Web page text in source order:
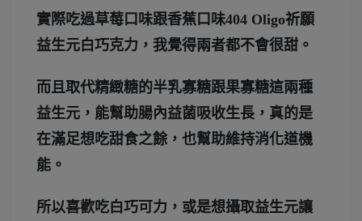
實際吃過草莓口味跟香蕉口味404 Oligo祈願
益生元白巧克力，我覺得兩者都不會很甜。
而且取代精緻糖的半乳寡糖跟果寡糖這兩種
益生元，能幫助腸內益菌吸收生長，真的是
在滿足想吃甜食之餘，也幫助維持消化道機
能。
所以喜歡吃白巧可力，或是想攝取益生元讓